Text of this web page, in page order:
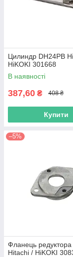
Цилиндр DH24PB
HiKOKI 301668
В наявності
387,60 ₴ 408 ₴
Купити
–5%
Фланець редуктора
Hitachi / HiKOKI